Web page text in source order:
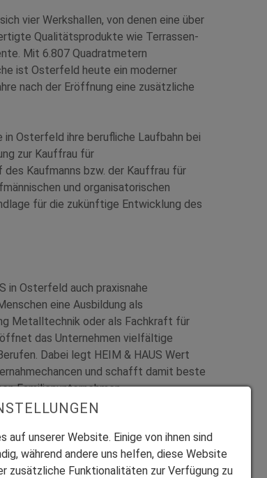
vier Werkshallen, von denen eine über
Qualitätsprodukte wie Terrassen-
Mit 6.807 Quadratmetern
ist Osterfeld heute ein moderner
nach der Eröffnung eine zusätzliche
Osterfeld ihre berufliche Laufbahn bei
zur Kauffrau für
des Kaufmanns bzw. der Kauffrau für
und organisatorischen
für die zukünftige Entwicklung des
in Osterfeld auch praxisnahe
eine Ausbildung als
Metalltechnik oder als Fachkraft für
das Unternehmen vielfältige
Dabei legt HEIM & HAUS Wert
und schafft damit beste
Familienunternehmen.
und zählt laut der Studie
zu Deutschlands besten
auf unserer Website. Einige von ihnen sind
während andere uns helfen, diese Website
zusätzliche Funktionalitäten zur Verfügung zu